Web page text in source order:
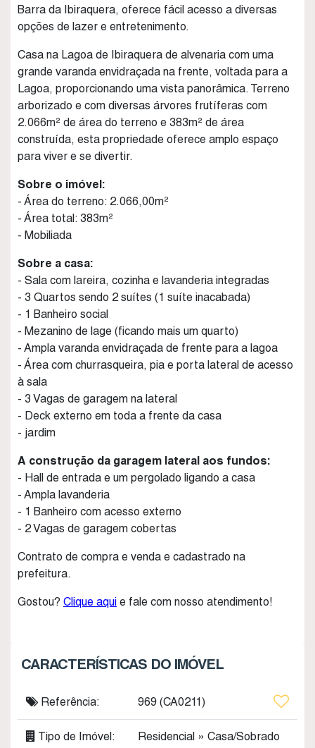
Barra da Ibiraquera, oferece fácil acesso a diversas
opções de lazer e entretenimento.
Casa na Lagoa de Ibiraquera de alvenaria com uma
grande varanda envidraçada na frente, voltada para a
Lagoa, proporcionando uma vista panorâmica. Terreno
arborizado e com diversas árvores frutíferas com
2.066m² de área do terreno e 383m² de área
construída, esta propriedade oferece amplo espaço
para viver e se divertir.
Sobre o imóvel:
- Área do terreno: 2.066,00m²
- Área total: 383m²
- Mobiliada
Sobre a casa:
- Sala com lareira, cozinha e lavanderia integradas
- 3 Quartos sendo 2 suítes (1 suíte inacabada)
- 1 Banheiro social
- Mezanino de lage (ficando mais um quarto)
- Ampla varanda envidraçada de frente para a lagoa
- Área com churrasqueira, pia e porta lateral de acesso
à sala
- 3 Vagas de garagem na lateral
- Deck externo em toda a frente da casa
- jardim
A construção da garagem lateral aos fundos:
- Hall de entrada e um pergolado ligando a casa
- Ampla lavanderia
- 1 Banheiro com acesso externo
- 2 Vagas de garagem cobertas
Contrato de compra e venda e cadastrado na
prefeitura.
Gostou? Clique aqui e fale com nosso atendimento!
CARACTERÍSTICAS DO IMÓVEL
Referência: 969 (CA0211)
Tipo de Imóvel: Residencial » Casa/Sobrado